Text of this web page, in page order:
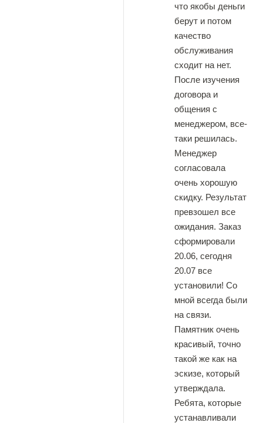
что якобы деньги
берут и потом
качество
обслуживания
сходит на нет.
После изучения
договора и
общения с
менеджером, все-
таки решилась.
Менеджер
согласовала
очень хорошую
скидку. Результат
превзошел все
ожидания. Заказ
сформировали
20.06, сегодня
20.07 все
установили! Со
мной всегда были
на связи.
Памятник очень
красивый, точно
такой же как на
эскизе, который
утверждала.
Ребята, которые
устанавливали